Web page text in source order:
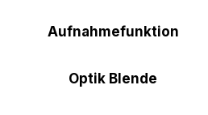
Aufnahmefunktion
Optik Blende